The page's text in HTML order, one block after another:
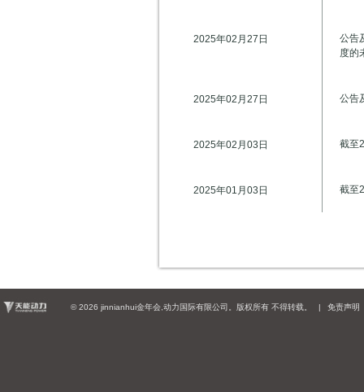
2025年02月27日
公告
度的
2025年02月27日 公告
2025年02月03日 截至
2025年01月03日 截至
©2026 jinnianhui金年会,动力国际有限公司。版权所有 不得转载。 | 免责声明